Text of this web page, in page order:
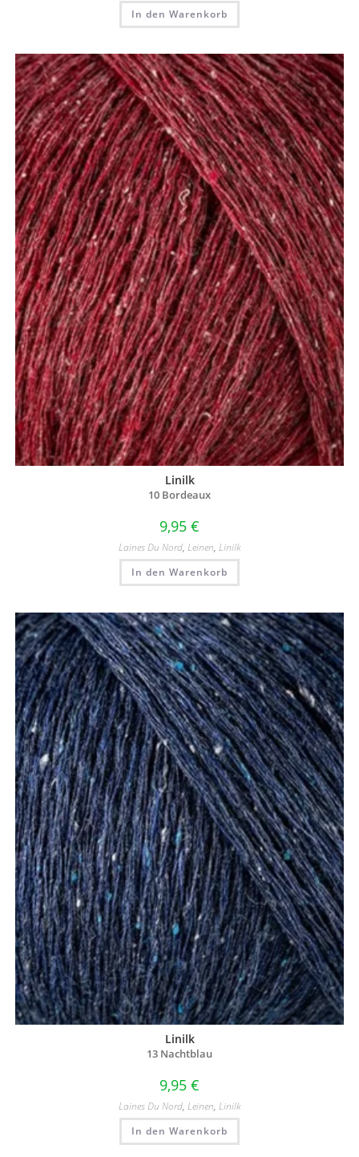
In den Warenkorb
Linilk
10 Bordeaux
9,95 €
Laines Du Nord, Leinen, Linilk
In den Warenkorb
Linilk
13 Nachtblau
9,95 €
Laines Du Nord, Leinen, Linilk
In den Warenkorb